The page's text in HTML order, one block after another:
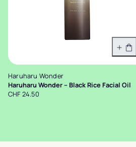
In
Haruharu Wonder
Haruharu Wonder – Black Rice Facial Oil
CHF 24.50